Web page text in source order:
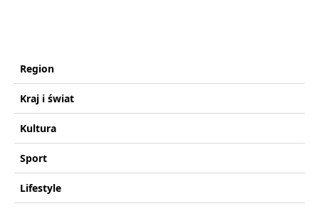
Region
Kraj i świat
Kultura
Sport
Lifestyle